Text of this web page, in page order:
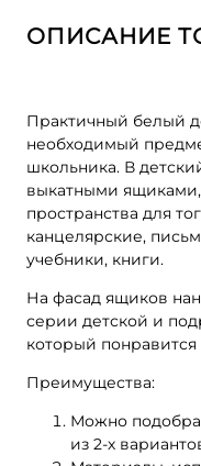
ОПИСАНИЕ
Практичный белый
необходимый
школьника. В
выкатными
пространства для
канцелярские,
учебники, книги.
На фасад ящиков
серии детской и
который
Преимущества:
Можно
из 2-х